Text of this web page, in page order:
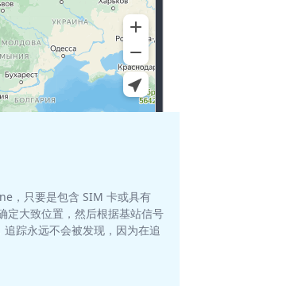
，只要是包含 SIM 卡或具有
定大致位置，然后根据基站信号
踪永远不会被发现，因为在追